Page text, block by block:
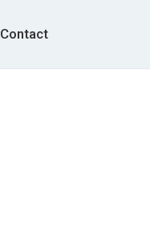
Contact